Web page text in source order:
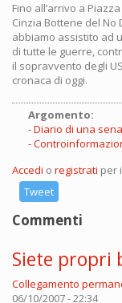
Fino all’arrivo a
Cinzia Bottene del No
abbiamo assistito ad
di tutte le guerre,
il sopravvento degli
cronaca di oggi.
Argomento:
Diario di una
Accedi o registrati per
Tweet
Commenti
Siete propri
Collegamento
06/10/2007 - 22:34